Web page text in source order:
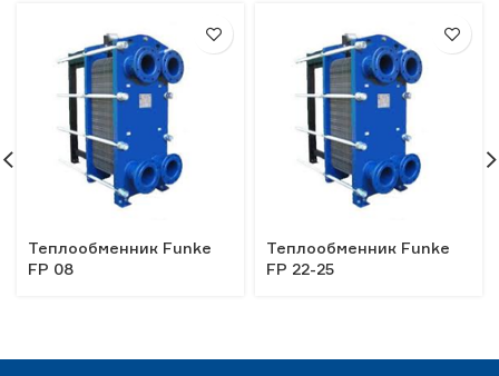
Теплообменник Funke
FP 08
Теплообменник Funke
FP 22-25